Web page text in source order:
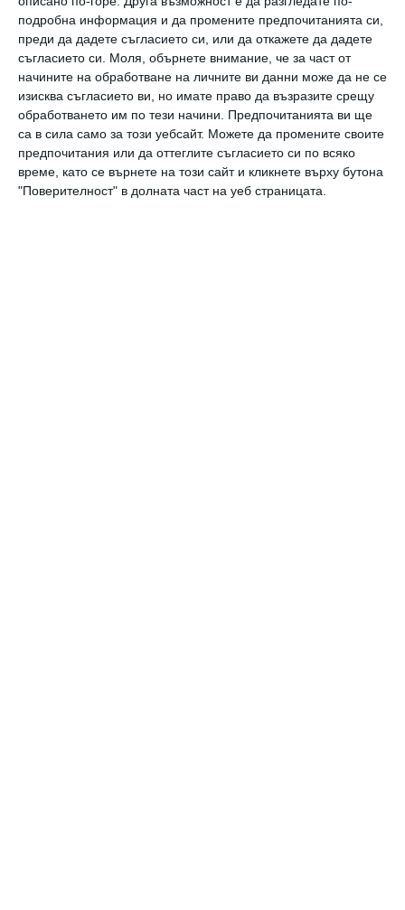
подробна информация и да промените предпочитанията си,
преди да дадете съгласието си, или да откажете да дадете
съгласието си.
Моля, обърнете внимание, че за част от
начините на обработване на личните ви данни може да не се
изисква съгласието ви, но имате право да възразите срещу
обработването им по тези начини. Предпочитанията ви ще
са в сила само за този уебсайт. Можете да промените своите
предпочитания или да оттеглите съгласието си по всяко
време, като се върнете на този сайт и кликнете върху бутона
"Поверителност" в долната част на уеб страницата.
Вижте още